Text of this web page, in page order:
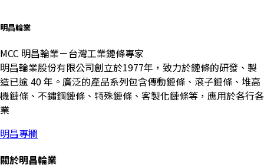
明昌輪業
MCC 明昌輪業－台灣工業鏈條專家
明昌輪業股份有限公司創立於1977年，致力於鏈條的研發、製
造已逾 40 年。廣泛的產品系列包含傳動鏈條、滾子鏈條、堆高
機鏈條、不鏽鋼鏈條、特殊鏈條、客製化鏈條等，應用於各行各
業
明昌專欄
關於明昌輪業